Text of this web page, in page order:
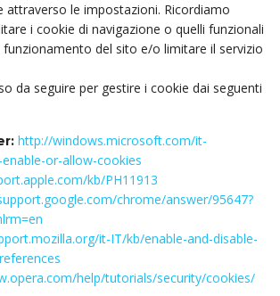
attraverso le impostazioni. Ricordiamo
i cookie di navigazione o quelli funzionali
del sito e/o limitare il servizio
da seguire per gestire i cookie dai seguenti
http://windows.microsoft.com/it-
or-allow-cookies
kb/PH11913
chrome/answer/95647?
it-IT/kb/enable-and-disable-
help/tutorials/security/cookies/